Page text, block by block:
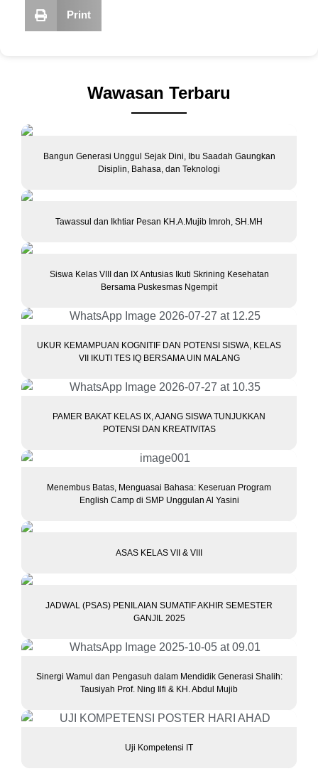
Print
Wawasan Terbaru
Bangun Generasi Unggul Sejak Dini, Ibu Saadah Gaungkan
Disiplin, Bahasa, dan Teknologi
Tawassul dan Ikhtiar Pesan KH.A.Mujib Imroh, SH.MH
Siswa Kelas VIII dan IX Antusias Ikuti Skrining Kesehatan
Bersama Puskesmas Ngempit
UKUR KEMAMPUAN KOGNITIF DAN POTENSI SISWA, KELAS
VII IKUTI TES IQ BERSAMA UIN MALANG
PAMER BAKAT KELAS IX, AJANG SISWA TUNJUKKAN
POTENSI DAN KREATIVITAS
Menembus Batas, Menguasai Bahasa: Keseruan Program
English Camp di SMP Unggulan Al Yasini
ASAS KELAS VII & VIII
JADWAL (PSAS) PENILAIAN SUMATIF AKHIR SEMESTER
GANJIL 2025
Sinergi Wamul dan Pengasuh dalam Mendidik Generasi Shalih:
Tausiyah Prof. Ning Ilfi & KH. Abdul Mujib
Uji Kompetensi IT